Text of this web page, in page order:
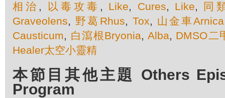
相治 , 以毒攻毒 , Like, Cures, Like,
同
Graveolens, 野葛Rhus, Tox, 山金車Arnica
Causticum, 白瀉根Bryonia, Alba, DMSO二
Healer太空小靈精
本節目其他主題 Others
Program